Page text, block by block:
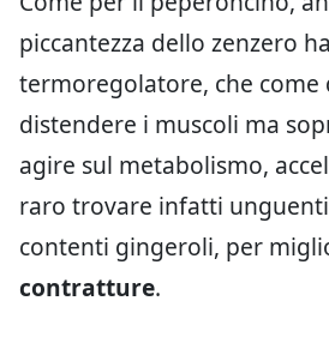
piccantezza dello zenzero
termoregolatore, che come
distendere i muscoli ma
agire sul metabolismo,
raro trovare infatti
contenti gingeroli, per
contratture.